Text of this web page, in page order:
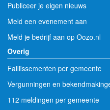
Publiceer je eigen nieuws
Meld een evenement aan
Meld je bedrijf aan op Oozo.nl
Overig
Faillissementen per gemeente
Vergunningen en
112 meldingen per gemeente